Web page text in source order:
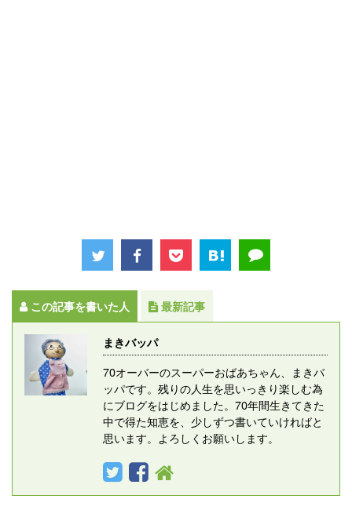
この記事を書いた人 最新記事
まきバッパ
70オーバーのスーパーおばあちゃん、まきバ
ッパです。残りの人生を思いっきり楽しむ為
にブログをはじめました。70年間生きてきた
中で得た知恵を、少しずつ書いていければと
思います。よろしくお願いします。